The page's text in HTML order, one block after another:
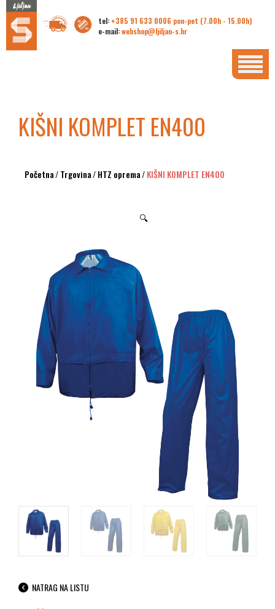
tel: +385 91 633 0006 pon-pet (7.00h - 15.00h)
e-mail:webshop@ljiljan-s.hr
KIŠNI KOMPLET EN400
Početna/Trgovina/HTZ oprema/KIŠNI KOMPLET EN400
🔍
NATRAG NA LISTU